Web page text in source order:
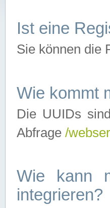
Ist eine
Sie können die
Wie kommt
Die UUIDs
Abfrage /
Wie kann
integrieren?